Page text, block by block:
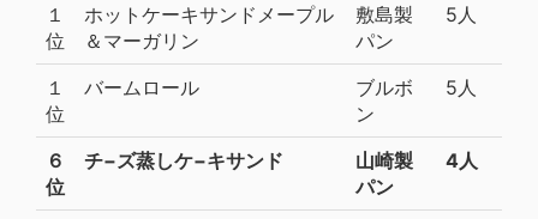
１
位
ホットケーキサンドメープル
＆マーガリン
敷島製
パン
5人
１
位
バームロール
ブルボ
ン
5人
６
位
チ−ズ蒸しケ−キサンド
山崎製
パン
4人